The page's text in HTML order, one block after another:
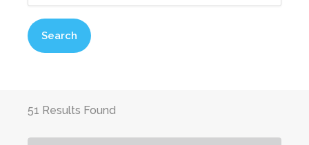
Search
51 Results Found